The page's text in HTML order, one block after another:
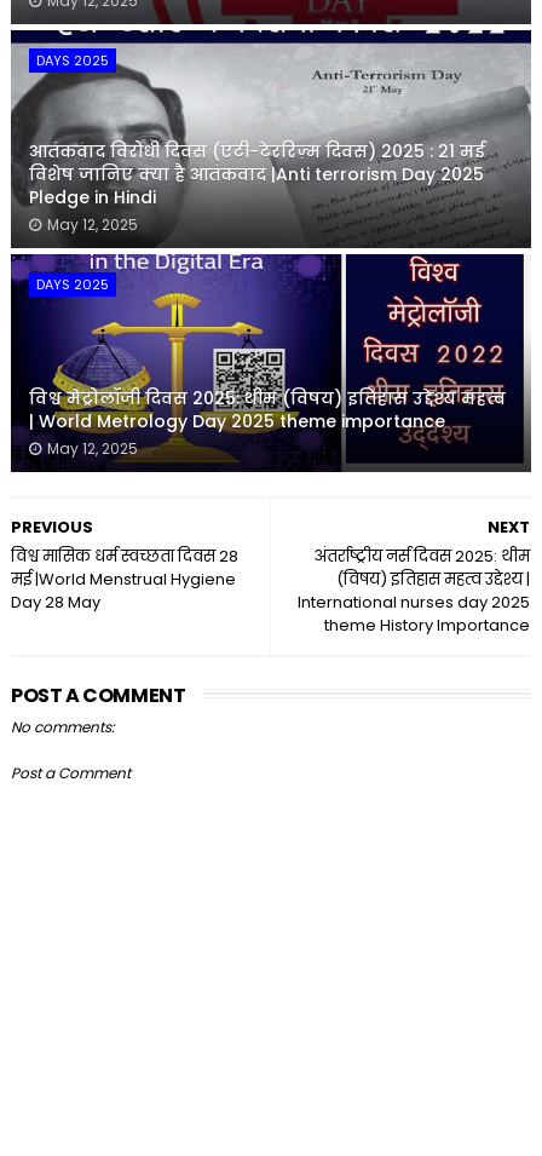
DAYS 2025
आतंकवाद विरोधी दिवस (एंटी-टेररिज़्म दिवस) 2025 : 21 मई
विशेष जानिए क्या है आतंकवाद |Anti terrorism Day 2025
Pledge in Hindi
May 12, 2025
DAYS 2025
विश्व मेट्रोलॉजी दिवस 2025: थीम (विषय) इतिहास उद्देश्य महत्व
| World Metrology Day 2025 theme importance
May 12, 2025
NEXT
अंतर्राष्ट्रीय नर्स दिवस 2025: थीम
(विषय) इतिहास महत्व उद्देश्य |
International nurses day 2025
theme History Importance
PREVIOUS
विश्व मासिक धर्म स्वच्छता दिवस 28
मई |World Menstrual Hygiene
Day 28 May
POST A COMMENT
No comments:
Post a Comment